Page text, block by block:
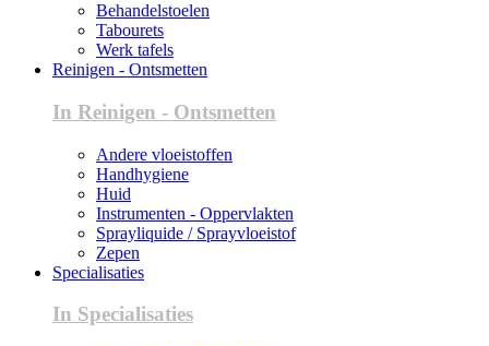
Behandelstoelen
Tabourets
Werk tafels
Reinigen - Ontsmetten
In Reinigen - Ontsmetten
Andere vloeistoffen
Handhygiene
Huid
Instrumenten - Oppervlakten
Sprayliquide / Sprayvloeistof
Zepen
Specialisaties
In Specialisaties